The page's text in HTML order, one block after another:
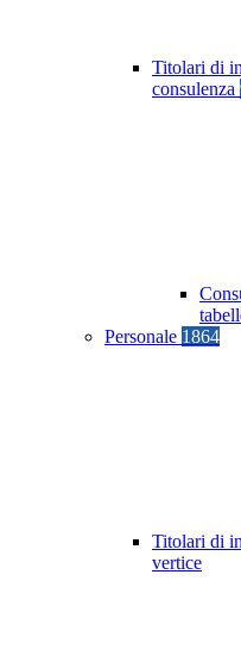
Titolari di
consulenza
Personale 1864
Titolari di
vertice